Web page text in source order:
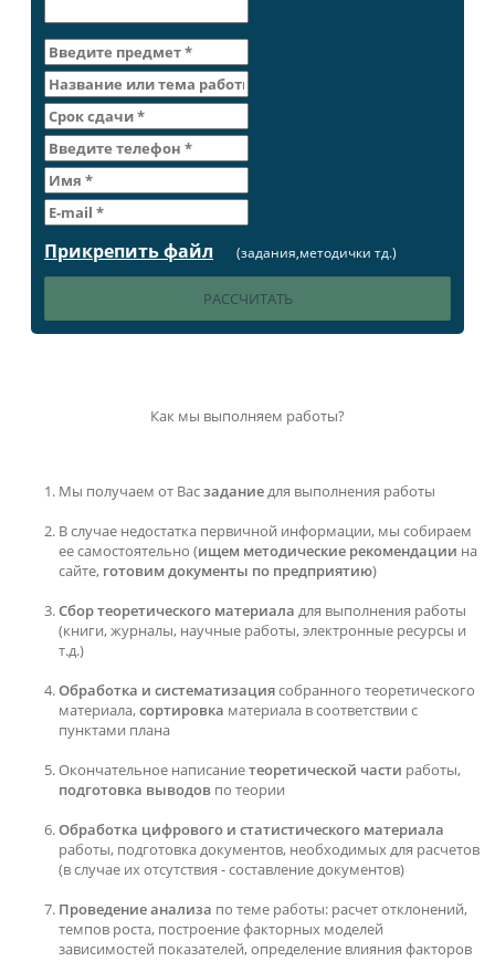
Прикрепить файл (задания,методички тд.)
Как мы выполняем работы?
Мы получаем от Васзаданиедля выполнения работы
В случае недостатка первичной информации, мы собираем
ее самостоятельно (ищем методические рекомендации на
сайте, готовим документы по предприятию)
Сбор теоретического материала для выполнения работы
(книги, журналы, научные работы, электронные ресурсы и
т.д.)
Обработка и систематизациясобранного теоретического
материала,сортировка материала в соответствии с
пунктами плана
Окончательное написаниетеоретической части работы,
подготовка выводов по теории
Обработка цифрового и статистического материала
работы, подготовка документов, необходимых для расчетов
(в случае их отсутствия - составление документов)
Проведение анализа по теме работы: расчет отклонений,
темпов роста, построение факторных моделей
зависимостей показателей, определение влияния факторов